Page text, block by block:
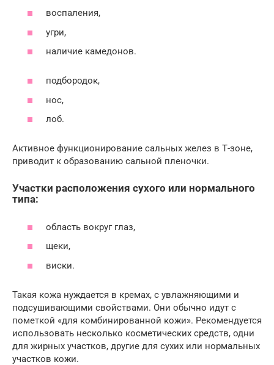
воспаления,
угри,
наличие камедонов.
подбородок,
нос,
лоб.
Активное функционирование сальных желез в Т-зоне,
приводит к образованию сальной пленочки.
Участки расположения сухого или нормального
типа:
область вокруг глаз,
щеки,
виски.
Такая кожа нуждается в кремах, с увлажняющими и
подсушивающими свойствами. Они обычно идут с
пометкой «для комбинированной кожи». Рекомендуется
использовать несколько косметических средств, одни
для жирных участков, другие для сухих или нормальных
участков кожи.